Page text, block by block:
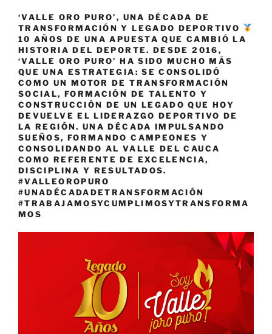
‘VALLE ORO PURO’, UNA DÉCADA DE
TRANSFORMACIÓN Y LEGADO DEPORTIVO
10 AÑOS DE UNA APUESTA QUE CAMBIÓ LA
HISTORIA DEL DEPORTE. DESDE 2016,
‘VALLE ORO PURO’ HA SIDO MUCHO MÁS
QUE UNA ESTRATEGIA: SE CONSOLIDÓ
COMO UN MOTOR DE TRANSFORMACIÓN
SOCIAL, FORMACIÓN DE TALENTO Y
CONSTRUCCIÓN DE UN LEGADO QUE HOY
DEVUELVE EL LIDERAZGO DEPORTIVO DE
LA REGIÓN. UNA DÉCADA IMPULSANDO
SUEÑOS, FORMANDO CAMPEONES Y
CONSOLIDANDO AL VALLE DEL CAUCA
COMO REFERENTE DE EXCELENCIA,
DISCIPLINA Y RESULTADOS.
#VALLEOROPURO
#UNADÉCADADETRANSFORMACIÓN
#TRABAJAMOSYCUMPLIMOSYTRANSFORMA
MOS